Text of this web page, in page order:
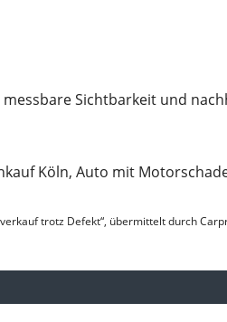
messbare Sichtbarkeit und
Köln, Auto mit
trotz Defekt“, übermittelt durch